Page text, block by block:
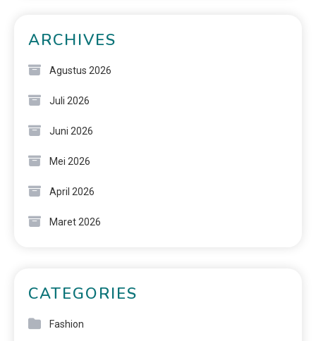
ARCHIVES
Agustus 2026
Juli 2026
Juni 2026
Mei 2026
April 2026
Maret 2026
CATEGORIES
Fashion